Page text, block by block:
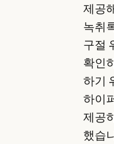
제공
녹취
구절
확인
하기
하이
제공
했습